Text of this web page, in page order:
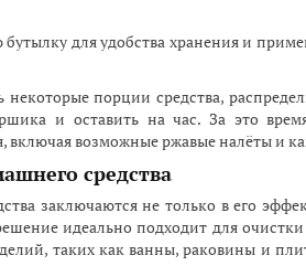
для удобства хранения и
порции средства,
и оставить на час. За это
включая возможные ржавые налёты и
средства
заключаются не только в его
идеально подходит для
таких как ванны, раковины и